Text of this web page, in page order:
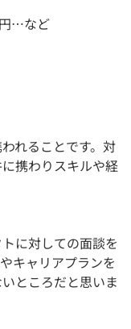
…など
れることです。対
携わりスキルや経
に対しての面談を
キャリアプランを
ところだと思いま